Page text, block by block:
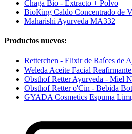
Chaga Bio - Extracto + Polvo
BioKing Caldo Concentrado de
Maharishi Ayurveda MA332
Productos nuevos:
Retterchen - Elixir de Raíces de
Weleda Aceite Facial
Obsthof Retter Ayurveda - Miel
Obsthof Retter o'Cin - Bebida
GYADA Cosmetics Espuma